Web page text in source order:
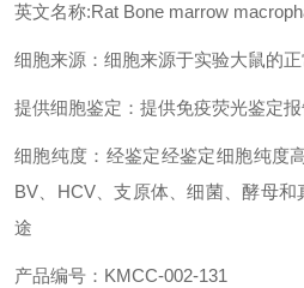
英文名称:Rat Bone marrow
细胞来源：细胞来源于实验大鼠的正
提供细胞鉴定：提供免疫荧光鉴定
细胞纯度：经鉴定经鉴定细胞纯度
BV、HCV、支原体、细菌、酵母
途
产品编号：KMCC-002-131